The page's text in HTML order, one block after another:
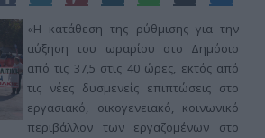
«Η κατάθεση της ρύθμισης για την
αύξηση του ωραρίου στο Δημόσιο
από τις 37,5 στις 40 ώρες, εκτός από
τις νέες δυσμενείς επιπτώσεις στο
εργασιακό, οικογενειακό, κοινωνικό
περιβάλλον των εργαζομένων στο